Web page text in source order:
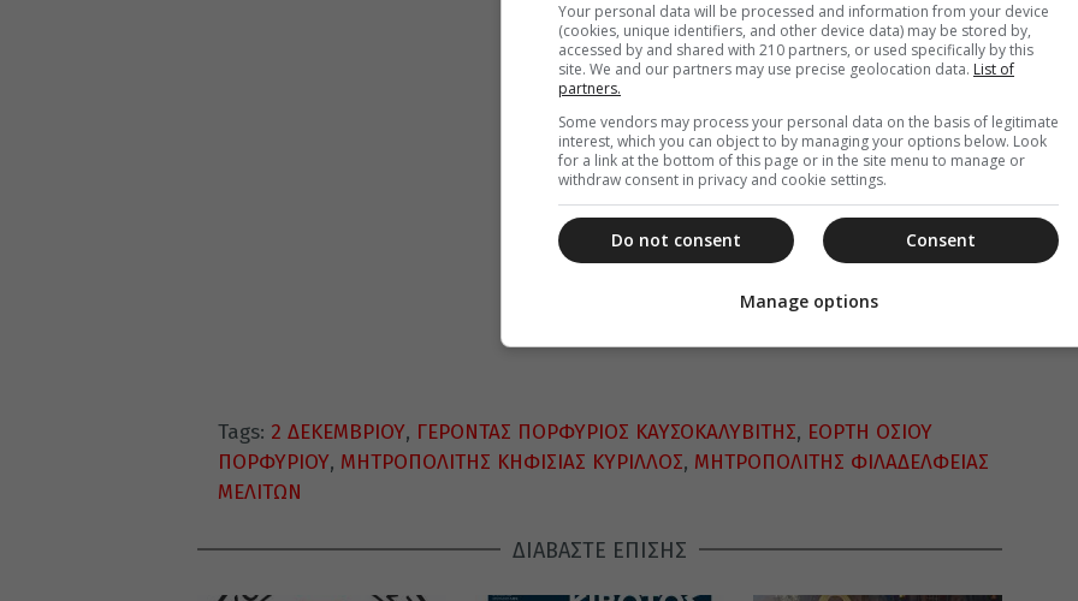
Tags: 2 ΔΕΚΕΜΒΡΙΟΥ, ΓΕΡΟΝΤΑΣ ΠΟΡΦΥΡΙΟΣ ΚΑΥΣΟΚΑΛΥΒΙΤΗΣ, ΕΟΡΤΗ ΟΣΙΟΥ
ΠΟΡΦΥΡΙΟΥ, ΜΗΤΡΟΠΟΛΙΤΗΣ ΚΗΦΙΣΙΑΣ ΚΥΡΙΛΛΟΣ, ΜΗΤΡΟΠΟΛΙΤΗΣ ΦΙΛΑΔΕΛΦΕΙΑΣ
ΜΕΛΙΤΩΝ
ΔΙΑΒΑΣΤΕ ΕΠΙΣΗΣ
Your personal data will be processed and information from your device
(cookies, unique identifiers, and other device data) may be stored by,
accessed by and shared with 210 partners, or used specifically by this
site. We and our partners may use precise geolocation data. List of
partners.
Some vendors may process your personal data on the basis of legitimate
interest, which you can object to by managing your options below. Look
for a link at the bottom of this page or in the site menu to manage or
withdraw consent in privacy and cookie settings.
Consent
Do not consent
Manage options